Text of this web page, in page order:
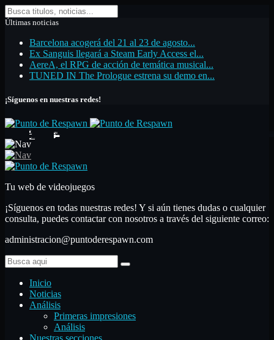
Últimas noticias
Barcelona acogerá del 21 al 23 de agosto...
Ex Sanguis llegará a Steam Early Access el...
AereA, el RPG de acción de temática musical...
TUNED IN The Prologue estrena su demo en...
¡Síguenos en nuestras redes!
Tu web de videojuegos
¡Síguenos en todas nuestras redes! Y si aún tienes dudas o cualquier
consulta, puedes contactar con nosotros a través del siguiente correo:
administracion@puntoderespawn.com
Inicio
Noticias
Análisis
Primeras impresiones
Análisis